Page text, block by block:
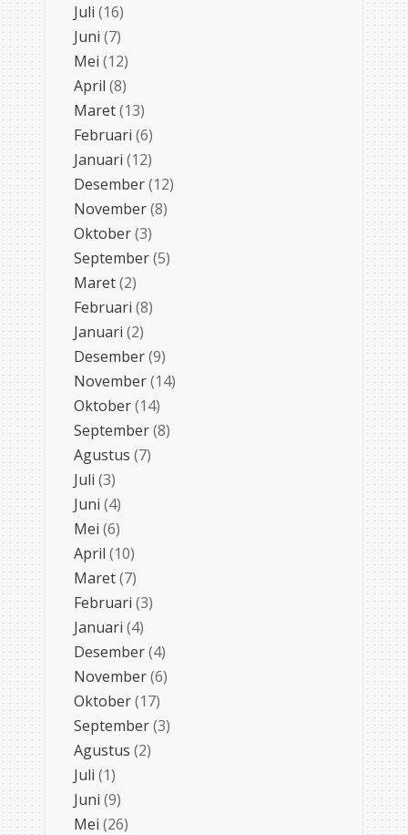
Juli (16)
Juni (7)
Mei (12)
April (8)
Maret(13)
Februari (6)
Januari (12)
Desember(12)
November(8)
Oktober(3)
September(5)
Maret(2)
Februari (8)
Januari (2)
Desember(9)
November(14)
Oktober(14)
September(8)
Agustus (7)
Juli (3)
Juni (4)
Mei (6)
April (10)
Maret(7)
Februari (3)
Januari (4)
Desember(4)
November(6)
Oktober(17)
September(3)
Agustus (2)
Juli (1)
Juni (9)
Mei (26)